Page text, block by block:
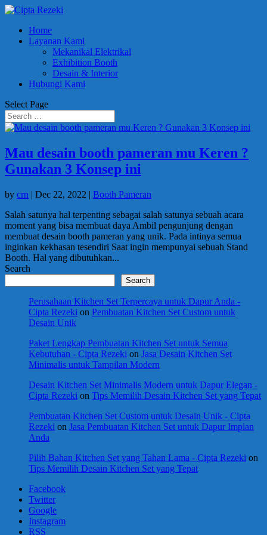
Home
Layanan Kami
Mekanikal Elektrikal
Exhibition Booth
Desain & Interior
Hubungi Kami
Select Page
Mau desain booth pameran mu Keren ?
Gunakan 3 Konsep ini
by crn | Dec 22, 2022 | Booth Pameran
Salah satunya hal terpenting sebagai salah satunya sebuah acara
moment yang bisa membuat daya Ambil pengunjung dengan
membuat desain booth pameran yang unik. Pada intinya semua
inginkan kekhasan tesendiri Saat ingin mempunyai sebuah Stand
Booth. Hal yang dibutuhkan...
Search
Search
Perusahaan Kitchen Set Terpercaya untuk Dapur Anda -
Cipta Rezeki on Pembuatan Kitchen Set Custom untuk
Desain Unik
Paket Lengkap Pembuatan Kitchen Set untuk Semua
Kebutuhan - Cipta Rezeki on Jasa Desain Kitchen Set
Minimalis untuk Tampilan Modern
Desain Kitchen Set Minimalis Modern untuk Dapur Elegan -
Cipta Rezeki on Tips Memilih Desain Kitchen Set yang Tepat
Pembuatan Kitchen Set Custom untuk Desain Unik - Cipta
Rezeki on Jasa Pembuatan Kitchen Set untuk Dapur Impian
Anda
Pilih Bahan Kitchen Set yang Tahan Lama - Cipta Rezeki on
Tips Memilih Desain Kitchen Set yang Tepat
Facebook
Twitter
Google
Instagram
RSS